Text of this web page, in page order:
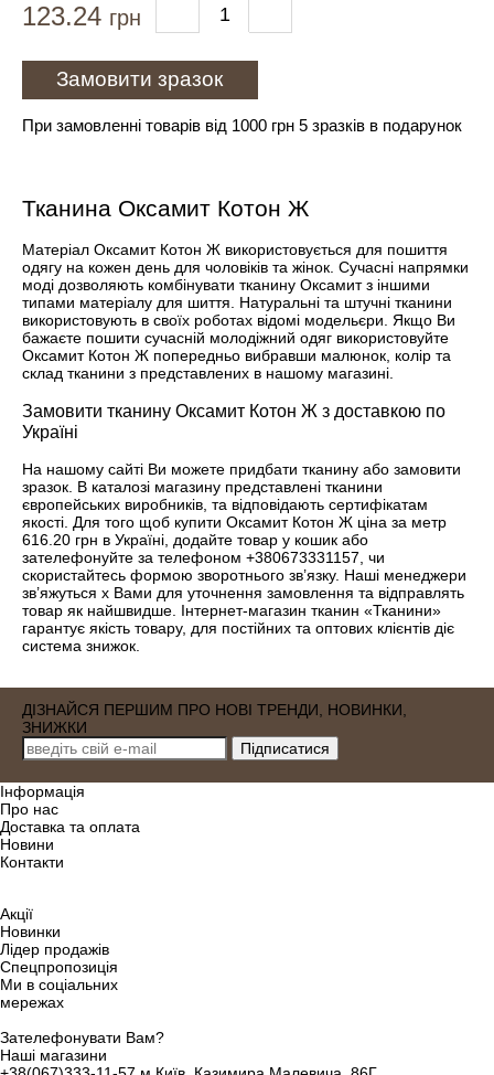
123.24 грн
При замовленні товарів від 1000 грн 5 зразків в подарунок
Тканина Оксамит Котон Ж
Матеріал Оксамит Котон Ж використовується для пошиття
одягу на кожен день для чоловіків та жінок. Сучасні напрямки
моді дозволяють комбінувати тканину Оксамитз іншими
типами матеріалу для шиття. Натуральні та штучні тканини
використовують в своїх роботах відомі модельєри. Якщо Ви
бажаєте пошити сучасній молодіжний одяг використовуйте
Оксамит Котон Ж попередньо вибравши малюнок, колір та
склад тканини з представлених в нашому магазині.
Замовити тканину Оксамит Котон Ж з доставкою по
Україні
На нашому сайті Ви можете придбати тканину або замовити
зразок. В каталозі магазину представлені тканини
європейських виробників, та відповідають сертифікатам
якості. Для того щоб купити Оксамит Котон Ж ціна за метр
616.20 грн в Україні, додайте товар у кошик або
зателефонуйте за телефоном +380673331157, чи
скористайтесь формою зворотнього зв’язку. Наші менеджери
зв’яжуться х Вами для уточнення замовлення та відправлять
товар як найшвидше. Інтернет-магазин тканин «Тканини»
гарантує якість товару, для постійних та оптових клієнтів діє
система знижок.
ДІЗНАЙСЯ ПЕРШИМ ПРО НОВІ ТРЕНДИ, НОВИНКИ,
ЗНИЖКИ
Iнформація
Про нас
Доставка та оплата
Новини
Контакти
Акції
Новинки
Лідер продажів
Спецпропозиція
Ми в соціальних
мережах
Зателефонувати Вам?
Наші магазини